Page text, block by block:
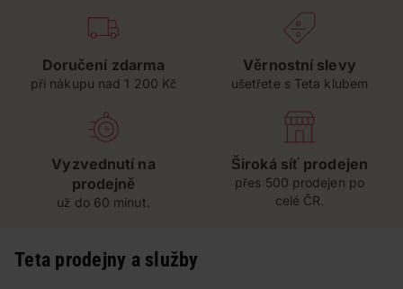
Doručení zdarma
při nákupu nad 1 200 Kč
Věrnostní slevy
ušetřete s Teta klubem
Vyzvednutí na
prodejně
už do 60 minut.
Široká síť prodejen
přes 500 prodejen po
celé ČR.
Teta prodejny a služby